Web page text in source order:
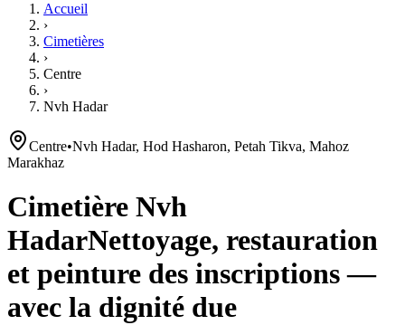
Accueil
›
Cimetières
›
Centre
›
Nvh Hadar
Centre•Nvh Hadar, Hod Hasharon, Petah Tikva, Mahoz
Marakhaz
Cimetière Nvh
HadarNettoyage, restauration
et peinture des inscriptions —
avec la dignité due